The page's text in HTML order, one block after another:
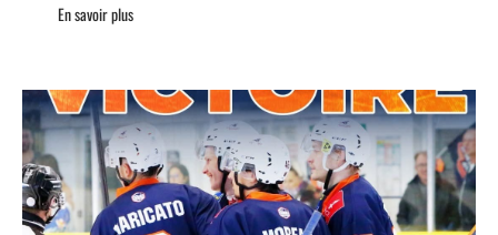
En savoir plus